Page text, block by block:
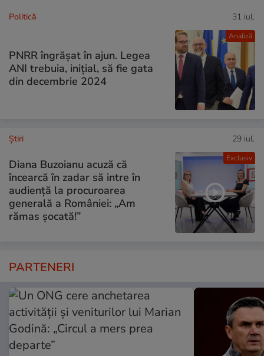
Analiză
Politică 31 iul.
PNRR îngrășat în ajun. Legea
ANI trebuia, inițial, să fie gata
din decembrie 2024
Exclusiv
Ştiri 29 iul.
Diana Buzoianu acuză că
încearcă în zadar să intre în
audiență la procuroarea
generală a României: „Am
rămas șocată!”
PARTENERI